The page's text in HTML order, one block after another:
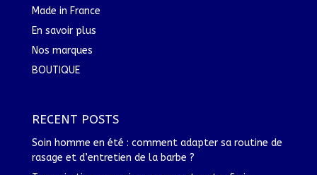
Made in France
En savoir plus
Nos marques
BOUTIQUE
RECENT POSTS
Soin homme en été : comment adapter sa routine de
rasage et d’entretien de la barbe ?